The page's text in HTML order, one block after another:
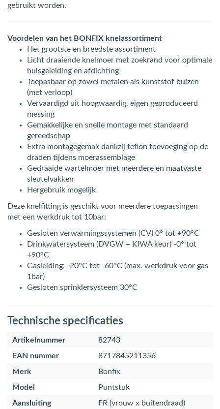
gebruikt worden.
Voordelen van het BONFIX knelassortiment
Het grootste en breedste assortiment
Licht draaiende knelmoer met zoekrand voor optimale
buisgeleiding en afdichting
Toepasbaar op zowel metalen als kunststof buizen
(met verloop)
Vervaardigd uit hoogwaardig, eigen geproduceerd
messing
Gemakkelijke en snelle montage met standaard
gereedschap
Extra montagegemak dankzij teflon toevoeging op de
draden tijdens moerassemblage
Gedraaide wartelmoer met meerdere en maatvaste
sleutelvakken
Hergebruik mogelijk
Deze knelfitting is geschikt voor meerdere toepassingen
met een werkdruk tot 10bar:
Gesloten verwarmingssystemen (CV) 0° tot +90°C
Drinkwatersysteem (DVGW + KIWA keur) -0° tot
+90°C
Gasleiding: -20°C tot -60°C (max. werkdruk voor gas
1bar)
Gesloten sprinklersysteem 30°C
Technische specificaties
Artikelnummer
82743
EAN nummer
8717845211356
Merk
Bonfix
Model
Puntstuk
Aansluiting
FR (vrouw x buitendraad)